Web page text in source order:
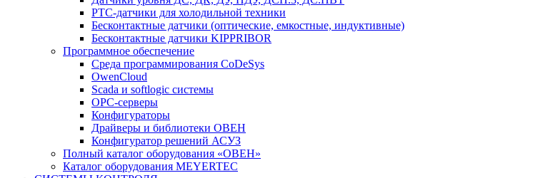
PTC-датчики для холодильной техники
Бесконтактные датчики (оптические, емкостные, индуктивные)
Бесконтактные датчики KIPPRIBOR
Программное обеспечение
Среда программирования CoDeSys
OwenCloud
Scada и softlogic системы
OPC-серверы
Конфигураторы
Драйверы и библиотеки ОВЕН
Конфигуратор решений АСУЗ
Полный каталог оборудования «ОВЕН»
Каталог оборудования MEYERTEC